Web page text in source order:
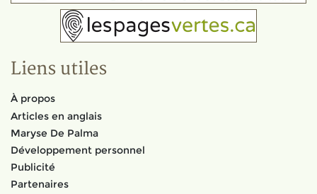
Liens utiles
À propos
Articles en anglais
Maryse De Palma
Développement personnel
Publicité
Partenaires